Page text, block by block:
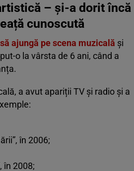
– și-a dorit încă
cunoscută
ajungă pe scena muzicală și
o la vârsta de 6 ani, când a
a avut apariții TV și radio și a
în 2006;
în 2008;